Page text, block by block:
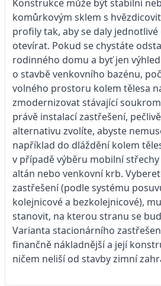
Konstrukce může být stabilní
komůrkovým sklem s
profily tak, aby se daly
otevírat. Pokud se chystáte
rodinného domu a byť jen
o stavbě venkovního bazénu,
volného prostoru kolem tělesa
zmodernizovat stávající
právě instalací zastřešení,
alternativu zvolíte, abyste
například do dláždění kolem
v případě výběru mobilní
altán nebo venkovní krb.
zastřešení (podle systému
kolejnicové a bezkolejnicové),
stanovit, na kterou stranu se
Varianta stacionárního
finančně nákladnější a její
ničem neliší od stavby zimní